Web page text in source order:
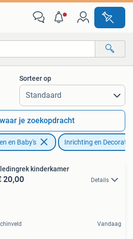
afstanden…
Sorteer op
je zoekopdracht
en Baby's Inrichting en Decoratie
kinderkamer
20,00 Details
Vandaag